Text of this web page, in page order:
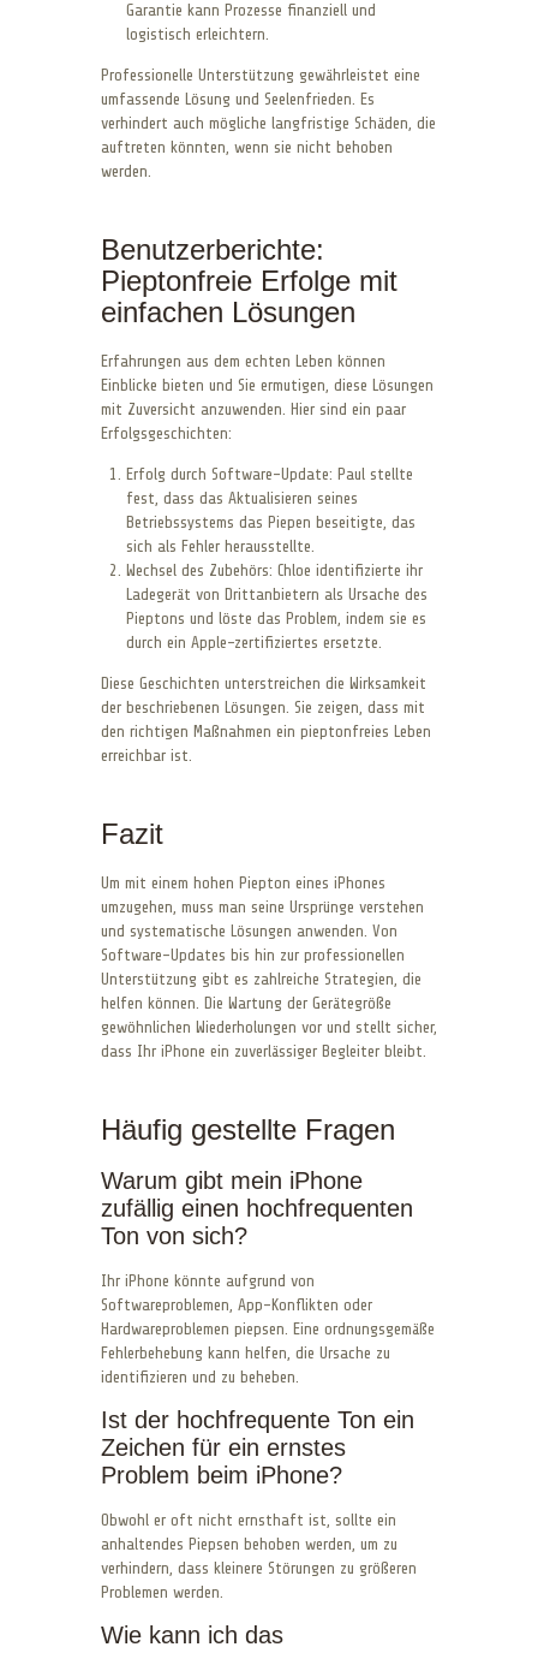
Garantie kann Prozesse finanziell und
logistisch erleichtern.
Professionelle Unterstützung gewährleistet eine
umfassende Lösung und Seelenfrieden. Es
verhindert auch mögliche langfristige Schäden, die
auftreten könnten, wenn sie nicht behoben
werden.
Benutzerberichte:
Pieptonfreie Erfolge mit
einfachen Lösungen
Erfahrungen aus dem echten Leben können
Einblicke bieten und Sie ermutigen, diese Lösungen
mit Zuversicht anzuwenden. Hier sind ein paar
Erfolgsgeschichten:
Erfolg durch Software-Update: Paul stellte
fest, dass das Aktualisieren seines
Betriebssystems das Piepen beseitigte, das
sich als Fehler herausstellte.
Wechsel des Zubehörs: Chloe identifizierte ihr
Ladegerät von Drittanbietern als Ursache des
Pieptons und löste das Problem, indem sie es
durch ein Apple-zertifiziertes ersetzte.
Diese Geschichten unterstreichen die Wirksamkeit
der beschriebenen Lösungen. Sie zeigen, dass mit
den richtigen Maßnahmen ein pieptonfreies Leben
erreichbar ist.
Fazit
Um mit einem hohen Piepton eines iPhones
umzugehen, muss man seine Ursprünge verstehen
und systematische Lösungen anwenden. Von
Software-Updates bis hin zur professionellen
Unterstützung gibt es zahlreiche Strategien, die
helfen können. Die Wartung der Gerätegröße
gewöhnlichen Wiederholungen vor und stellt sicher,
dass Ihr iPhone ein zuverlässiger Begleiter bleibt.
Häufig gestellte Fragen
Warum gibt mein iPhone
zufällig einen hochfrequenten
Ton von sich?
Ihr iPhone könnte aufgrund von
Softwareproblemen, App-Konflikten oder
Hardwareproblemen piepsen. Eine ordnungsgemäße
Fehlerbehebung kann helfen, die Ursache zu
identifizieren und zu beheben.
Ist der hochfrequente Ton ein
Zeichen für ein ernstes
Problem beim iPhone?
Obwohl er oft nicht ernsthaft ist, sollte ein
anhaltendes Piepsen behoben werden, um zu
verhindern, dass kleinere Störungen zu größeren
Problemen werden.
Wie kann ich das